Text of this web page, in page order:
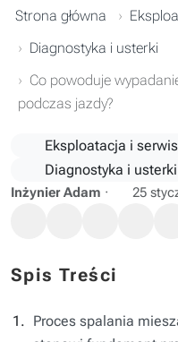
Strona główna
Diagnostyka i usterki
Co powoduje
podczas jazdy?
Eksploatacja i
Diagnostyka i usterki
Inżynier Adam · 25
Spis Treści
Proces spalania